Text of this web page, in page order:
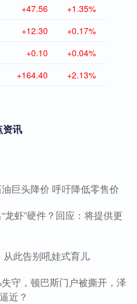
+47.56 +1.35%
+12.30 +0.17%
+0.10 +0.04%
+164.40 +2.13%
资讯
巨头降价 呼吁降低零售价
虾”硬件？回应：将提供更
从此告别吼娃式育儿
守，顿巴斯门户被撕开，泽
近？